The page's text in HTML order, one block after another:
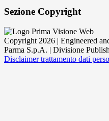
Sezione Copyright
Copyright 2026 | Engineered
Parma S.p.A. | Divisione
Disclaimer trattamento dati